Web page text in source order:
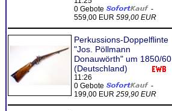
0 Gebote
-
559,00 EUR 599,00 EUR
Perkussions-Doppelflinte
"Jos. Pöllmann
Donauwörth" um 1850/60
(Deutschland)
11:26
0 Gebote
-
199,00 EUR 259,90 EUR